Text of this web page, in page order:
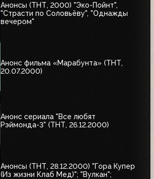
Анонсы (ТНТ, 2000) "Эко-Пойнт",
"Страсти по Соловьёву", "Однажды
вечером"
Анонс фильма «Марабунта» (ТНТ,
20.07.2000)
Анонс сериала "Все любят
Рэймонда-3" (ТНТ, 26.12.2000)
Анонсы (ТНТ, 28.12.2000) "Гора Купер
(Из жизни Клаб Мед)"; "Вулкан";